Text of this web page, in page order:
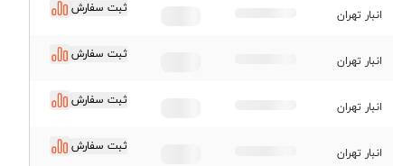
انبار تهران ثبت سفارش
انبار تهران ثبت سفارش
انبار تهران ثبت سفارش
انبار تهران ثبت سفارش